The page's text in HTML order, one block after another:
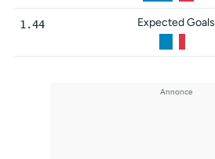
1.44 Expected Goals